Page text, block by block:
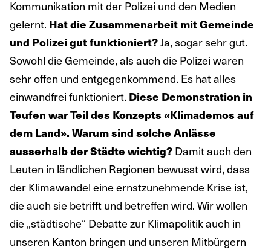
Kommunikation mit der Polizei und den Medien
gelernt. Hat die Zusammenarbeit mit Gemeinde
und Polizei gut funktioniert?Ja, sogar sehr gut.
Sowohl die Gemeinde, als auch die Polizei waren
sehr offen und entgegenkommend. Es hat alles
einwandfrei funktioniert. Diese Demonstration in
Teufen war Teil des Konzepts «Klimademos auf
dem Land». Warum sind solche Anlässe
ausserhalb der Städte wichtig? Damit auch den
Leuten in ländlichen Regionen bewusst wird, dass
der Klimawandel eine ernstzunehmende Krise ist,
die auch sie betrifft und betreffen wird. Wir wollen
die „städtische“ Debatte zur Klimapolitik auch in
unseren Kanton bringen und unseren Mitbürgern